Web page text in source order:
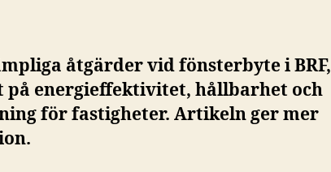
åtgärder vid fönsterbyte i BRF,
på energieffektivitet, hållbarhet och
för fastigheter. Artikeln ger mer